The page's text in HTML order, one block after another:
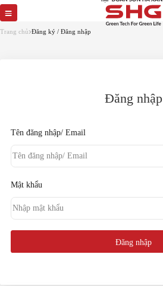
Trang chủ Đăng ký / Đăng nhập
Đăng nhập
Tên đăng nhập/ Email
Mật khẩu
Đăng nhập
Quên mật khẩu
Vui lòng cung cấp email để lấy lại mật
khẩu